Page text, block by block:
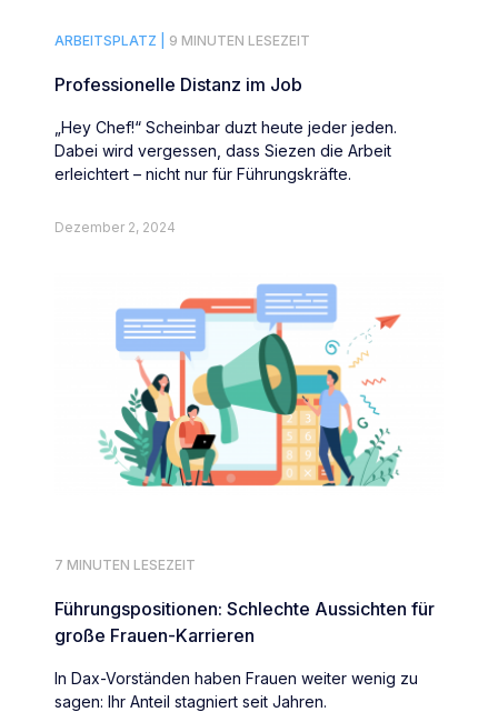
ARBEITSPLATZ | 9 MINUTEN LESEZEIT
Professionelle Distanz im Job
„Hey Chef!“ Scheinbar duzt heute jeder jeden.
Dabei wird vergessen, dass Siezen die Arbeit
erleichtert – nicht nur für Führungskräfte.
Dezember 2, 2024
7 MINUTEN LESEZEIT
Führungspositionen: Schlechte Aussichten für
große Frauen-Karrieren
In Dax-Vorständen haben Frauen weiter wenig zu
sagen: Ihr Anteil stagniert seit Jahren.